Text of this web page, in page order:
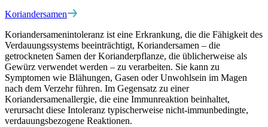
Koriandersamen
Koriandersamenintoleranz ist eine Erkrankung, die die Fähigkeit des
Verdauungssystems beeinträchtigt, Koriandersamen – die
getrockneten Samen der Korianderpflanze, die üblicherweise als
Gewürz verwendet werden – zu verarbeiten. Sie kann zu
Symptomen wie Blähungen, Gasen oder Unwohlsein im Magen
nach dem Verzehr führen. Im Gegensatz zu einer
Koriandersamenallergie, die eine Immunreaktion beinhaltet,
verursacht diese Intoleranz typischerweise nicht-immunbedingte,
verdauungsbezogene Reaktionen.